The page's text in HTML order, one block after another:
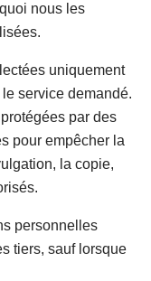
nous les
uniquement
service demandé.
par des
pour empêcher la
la copie,
personnelles
tiers, sauf lorsque